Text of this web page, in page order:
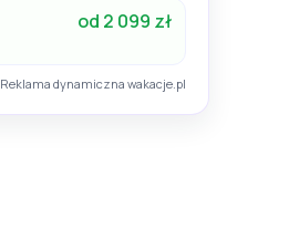
od 2 099 zł
Reklama dynamiczna wakacje.pl